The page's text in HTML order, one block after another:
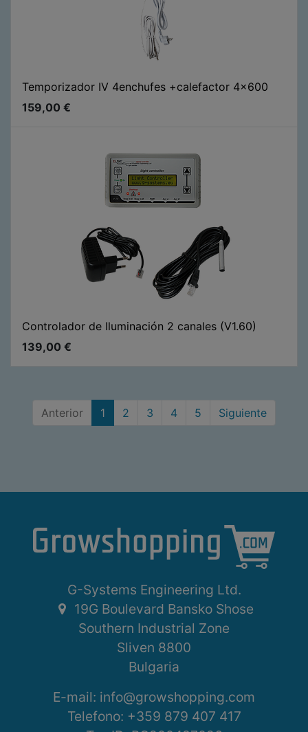
Temporizador IV 4enchufes +calefactor 4x600
159,00 €
Controlador de Iluminación 2 canales (V1.60)
139,00 €
Anterior 1 2 3 4 5 Siguiente
G-Systems Engineering Ltd.
19G Boulevard Bansko Shose
Southern Industrial Zone
Sliven 8800
Bulgaria
E-mail: info@growshopping.com
Telefono: +359 879 407 417